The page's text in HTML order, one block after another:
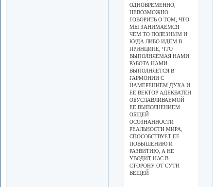
ОДНОВРЕМЕННО,
НЕВОЗМОЖНО
ГОВОРИТЬ О ТОМ, ЧТО
МЫ ЗАНИМАЕМСЯ
ЧЕМ ТО ПОЛЕЗНЫМ И
КУДА ЛИБО ИДЕМ В
ПРИНЦИПЕ, ЧТО
ВЫПОЛНЯЕМАЯ НАМИ
РАБОТА НАМИ
ВЫПОЛНЯЕТСЯ В
ГАРМОНИИ С
НАМЕРЕНИЕМ ДУХА И
ЕЕ ВЕКТОР АДЕКВАТЕН
ОБУСЛАВЛИВАЕМОЙ
ЕЕ ВЫПОЛНЕНИЕМ
ОБЩЕЙ
ОСОЗНАННОСТИ
РЕАЛЬНОСТИ МИРА,
СПОСОБСТВУЕТ ЕЕ
ПОВЫШЕНИЮ И
РАЗВИТИЮ, А НЕ
УВОДИТ НАС В
СТОРОНУ ОТ СУТИ
ВЕЩЕЙ